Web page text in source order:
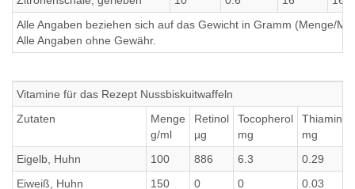
Alle Angaben beziehen sich auf das Gewicht in Gramm (Menge/
Alle Angaben ohne Gewähr.
Vitamine für das Rezept Nussbiskuitwaffeln
Zutaten
Menge
g/ml
Retinol
µg
Tocopherol
mg
Thiamin
mg
Eigelb, Huhn
100 886 6.3 0.29
Eiweiß, Huhn
150 0 0 0.03